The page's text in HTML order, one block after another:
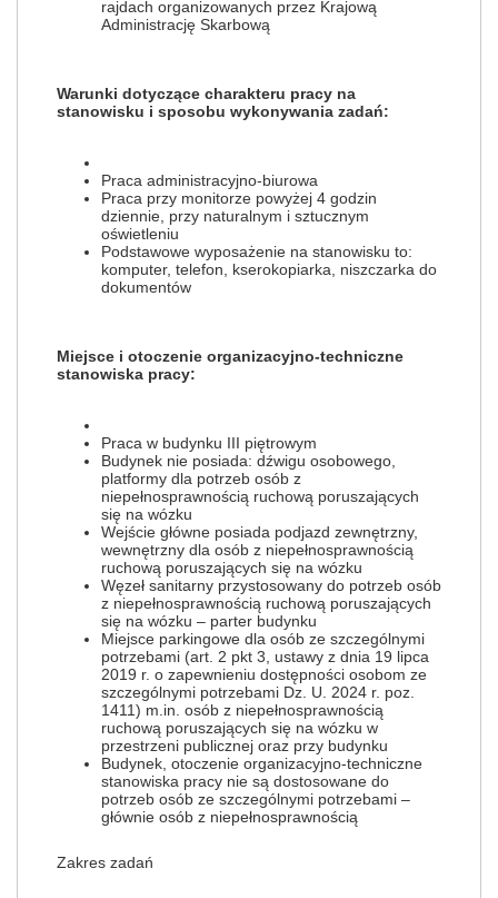
rajdach organizowanych przez Krajową
Administrację Skarbową
Warunki dotyczące charakteru pracy na
stanowisku i sposobu wykonywania zadań:
Praca administracyjno-biurowa
Praca przy monitorze powyżej 4 godzin
dziennie, przy naturalnym i sztucznym
oświetleniu
Podstawowe wyposażenie na stanowisku to:
komputer, telefon, kserokopiarka, niszczarka do
dokumentów
Miejsce i otoczenie organizacyjno-techniczne
stanowiska pracy:
Praca w budynku III piętrowym
Budynek nie posiada: dźwigu osobowego,
platformy dla potrzeb osób z
niepełnosprawnością ruchową poruszających
się na wózku
Wejście główne posiada podjazd zewnętrzny,
wewnętrzny dla osób z niepełnosprawnością
ruchową poruszających się na wózku
Węzeł sanitarny przystosowany do potrzeb osób
z niepełnosprawnością ruchową poruszających
się na wózku – parter budynku
Miejsce parkingowe dla osób ze szczególnymi
potrzebami (art. 2 pkt 3, ustawy z dnia 19 lipca
2019 r. o zapewnieniu dostępności osobom ze
szczególnymi potrzebami Dz. U. 2024 r. poz.
1411) m.in. osób z niepełnosprawnością
ruchową poruszających się na wózku w
przestrzeni publicznej oraz przy budynku
Budynek, otoczenie organizacyjno-techniczne
stanowiska pracy nie są dostosowane do
potrzeb osób ze szczególnymi potrzebami –
głównie osób z niepełnosprawnością
Zakres zadań